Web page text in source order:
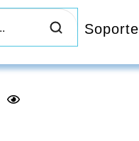
Soporte